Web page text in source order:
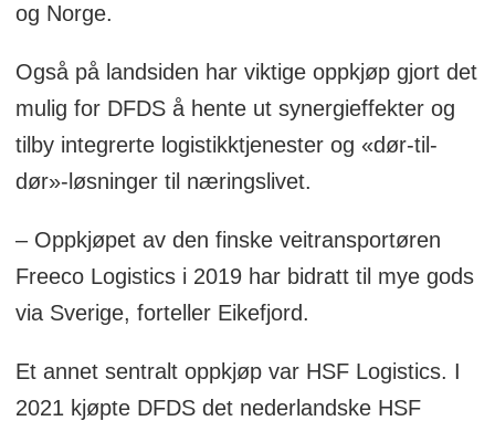
og Norge.
Også på landsiden har viktige oppkjøp gjort det
mulig for DFDS å hente ut synergieffekter og
tilby integrerte logistikktjenester og «dør-til-
dør»-løsninger til næringslivet.
– Oppkjøpet av den finske veitransportøren
Freeco Logistics i 2019 har bidratt til mye gods
via Sverige, forteller Eikefjord.
Et annet sentralt oppkjøp var HSF Logistics. I
2021 kjøpte DFDS det nederlandske HSF